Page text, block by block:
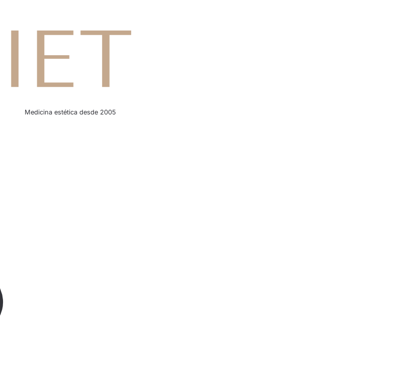
Medicina estética desde 2005